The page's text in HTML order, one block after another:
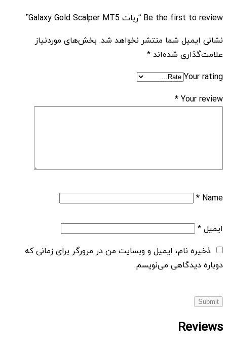
Be the first to review “ربات Galaxy Gold Scalper MT5”
نشانی ایمیل شما منتشر نخواهد شد. بخش‌های موردنیاز
علامت‌گذاری شده‌اند*
Your rating
Your review
*
Name
*
ایمیل*
ذخیره نام، ایمیل و وبسایت من در مرورگر برای زمانی که
دوباره دیدگاهی می‌نویسم.
Reviews